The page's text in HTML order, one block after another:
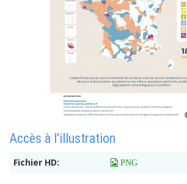
Accès à l'illustration
Fichier HD:  PNG